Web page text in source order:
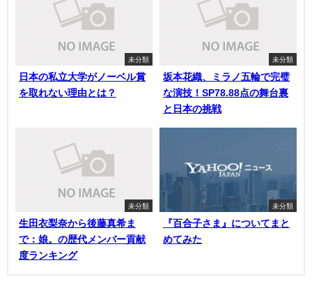
未分類
日本の私立大学がノーベル賞
を取れない理由とは？
未分類
坂本花織、ミラノ五輪で完璧
な演技！SP78.88点の舞台裏
と日本の挑戦
未分類
生田衣梨奈から後藤真希ま
で：娘。の歴代メンバー貢献
度ランキング
未分類
『百合子さま』についてまと
めてみた